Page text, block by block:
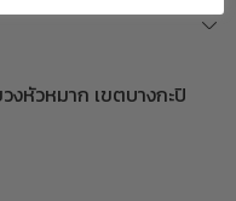
หัวหมาก เขตบางกะปิ